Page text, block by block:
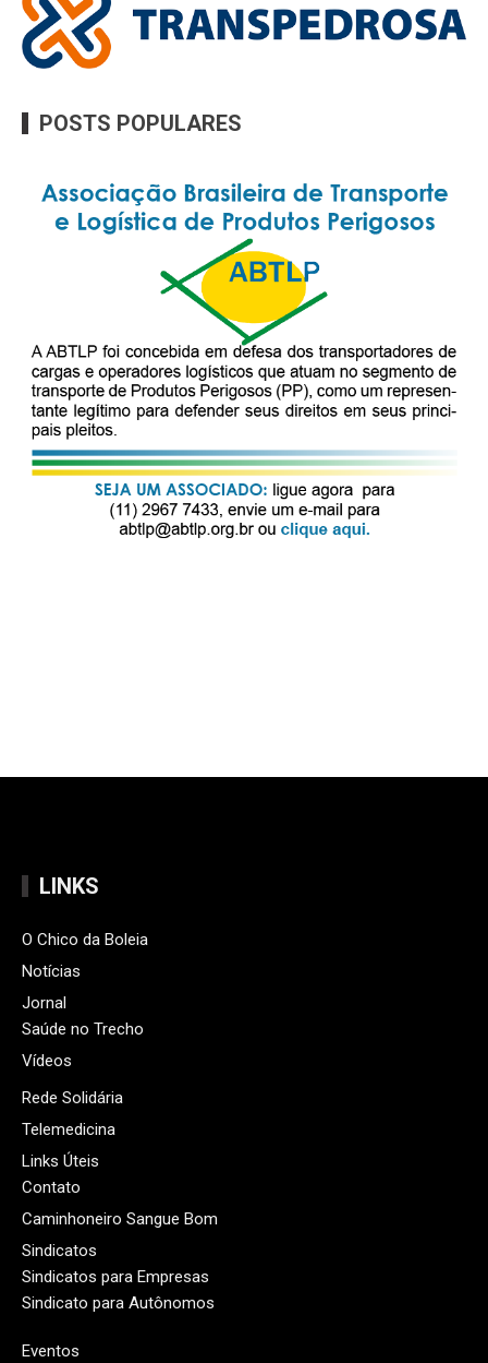
POSTS POPULARES
LINKS
O Chico da Boleia
Notícias
Jornal
Saúde no Trecho
Vídeos
Rede Solidária
Telemedicina
Links Úteis
Contato
Caminhoneiro Sangue Bom
Sindicatos
Sindicatos para Empresas
Sindicato para Autônomos
Eventos